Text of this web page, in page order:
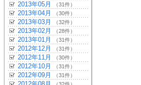
2013年05月 （31件）
2013年04月 （30件）
2013年03月 （32件）
2013年02月 （28件）
2013年01月 （31件）
2012年12月 （31件）
2012年11月 （30件）
2012年10月 （31件）
2012年09月 （31件）